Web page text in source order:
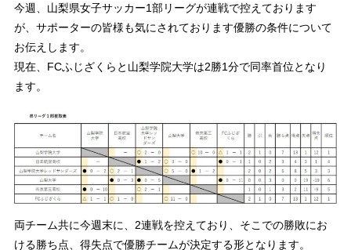
今週、山梨県女子サッカー1部リーグが連戦で控えております
が、サポーターの皆様も気にされております優勝の条件について
お伝えします。
現在、FCふじざくらと山梨学院大学は2勝1分で同率首位となり
ます。
両チーム共に今週末に、2連戦を控えており、そこでの勝敗にお
ける勝ち点、得失点で優勝チームが決定する形となります。